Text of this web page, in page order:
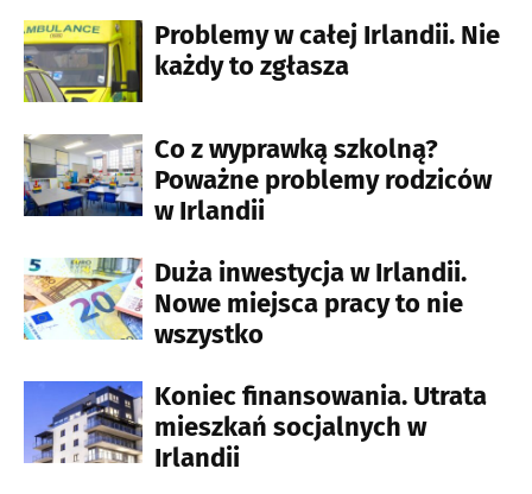
Problemy w całej Irlandii. Nie
każdy to zgłasza
Co z wyprawką szkolną?
Poważne problemy rodziców
w Irlandii
Duża inwestycja w Irlandii.
Nowe miejsca pracy to nie
wszystko
Koniec finansowania. Utrata
mieszkań socjalnych w
Irlandii